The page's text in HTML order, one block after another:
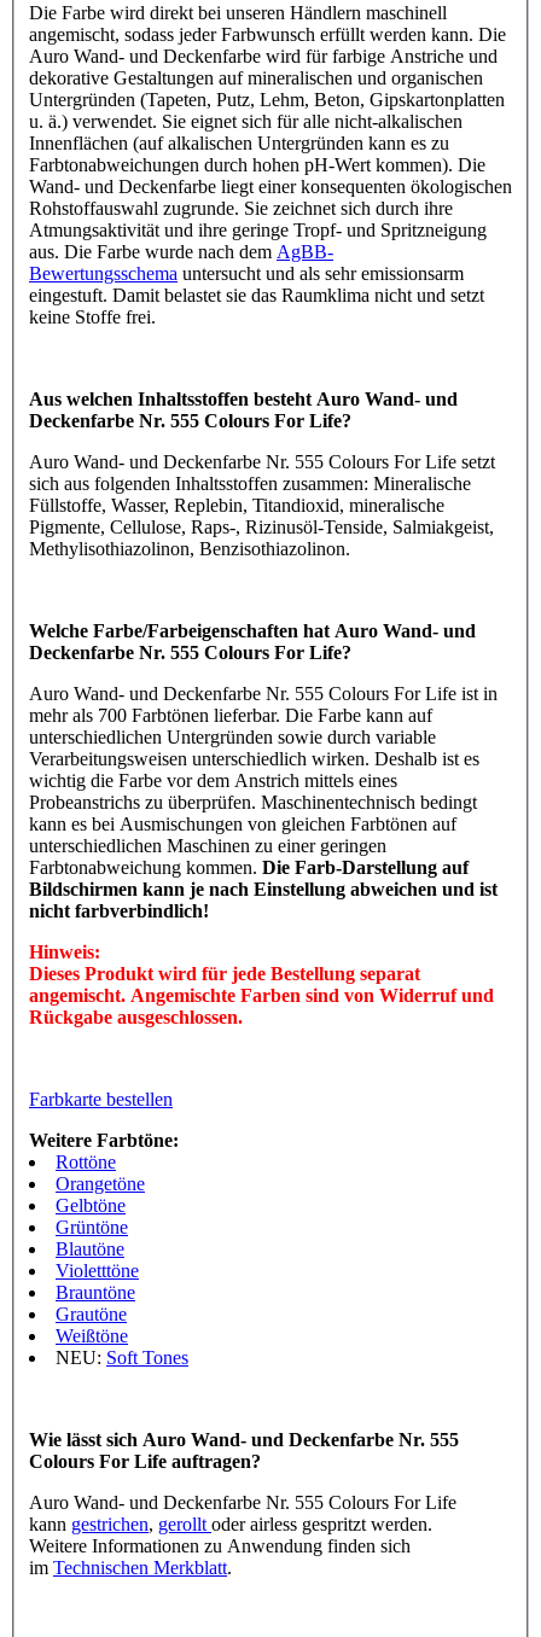
Die Farbe wird direkt bei unseren Händlern maschinell
angemischt, sodass jeder Farbwunsch erfüllt werden kann. Die
Auro Wand- und Deckenfarbe wird für farbige Anstriche und
dekorative Gestaltungen auf mineralischen und organischen
Untergründen (Tapeten, Putz, Lehm, Beton, Gipskartonplatten
u. ä.) verwendet. Sie eignet sich für alle nicht-alkalischen
Innenflächen (auf alkalischen Untergründen kann es zu
Farbtonabweichungen durch hohen pH-Wert kommen). Die
Wand- und Deckenfarbe liegt einer konsequenten ökologischen
Rohstoffauswahl zugrunde. Sie zeichnet sich durch ihre
Atmungsaktivität und ihre geringe Tropf- und Spritzneigung
aus. Die Farbe wurde nach dem AgBB-
Bewertungsschema untersucht und als sehr emissionsarm
eingestuft. Damit belastet sie das Raumklima nicht und setzt
keine Stoffe frei.
Aus welchen Inhaltsstoffen besteht Auro Wand- und
Deckenfarbe Nr. 555 Colours For Life?
Auro Wand- und Deckenfarbe Nr. 555 Colours For Life setzt
sich aus folgenden Inhaltsstoffen zusammen: Mineralische
Füllstoffe, Wasser, Replebin, Titandioxid, mineralische
Pigmente, Cellulose, Raps-, Rizinusöl-Tenside, Salmiakgeist,
Methylisothiazolinon, Benzisothiazolinon.
Welche Farbe/Farbeigenschaften hat Auro Wand- und
Deckenfarbe Nr. 555 Colours For Life?
Auro Wand- und Deckenfarbe Nr. 555 Colours For Life ist in
mehr als 700 Farbtönen lieferbar. Die Farbe kann auf
unterschiedlichen Untergründen sowie durch variable
Verarbeitungsweisen unterschiedlich wirken. Deshalb ist es
wichtig die Farbe vor dem Anstrich mittels eines
Probeanstrichs zu überprüfen. Maschinentechnisch bedingt
kann es bei Ausmischungen von gleichen Farbtönen auf
unterschiedlichen Maschinen zu einer geringen
Farbtonabweichung kommen. Die Farb-Darstellung auf
Bildschirmen kann je nach Einstellung abweichen und ist
nicht farbverbindlich!
Hinweis:
Dieses Produkt wird für jede Bestellung separat
angemischt. Angemischte Farben sind von Widerruf und
Rückgabe ausgeschlossen.
Farbkarte bestellen
Weitere Farbtöne:
Rottöne
Orangetöne
Gelbtöne
Grüntöne
Blautöne
Violetttöne
Brauntöne
Grautöne
Weißtöne
NEU: Soft Tones
Wie lässt sich Auro Wand- und Deckenfarbe Nr. 555
Colours For Life auftragen?
Auro Wand- und Deckenfarbe Nr. 555 Colours For Life
kann gestrichen, gerollt oder airless gespritzt werden.
Weitere Informationen zu Anwendung finden sich
im Technischen Merkblatt.